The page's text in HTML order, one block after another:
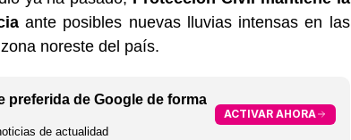
ante posibles nuevas lluvias intensas en las
noreste del país.
preferida de Google de forma
de actualidad
ACTIVAR AHORA